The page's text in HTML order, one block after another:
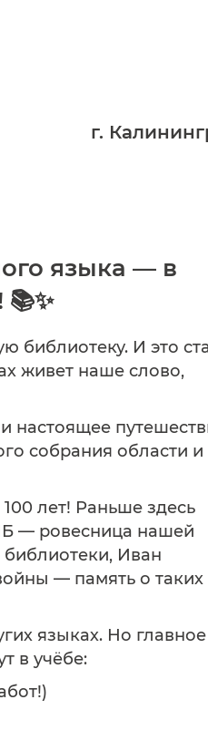
г.
языка — в
библиотеку. И это
живет наше слово,
настоящее
собрания области и
лет! Раньше здесь
— ровесница нашей
Иван
— память о таких
языках. Но
в учёбе: